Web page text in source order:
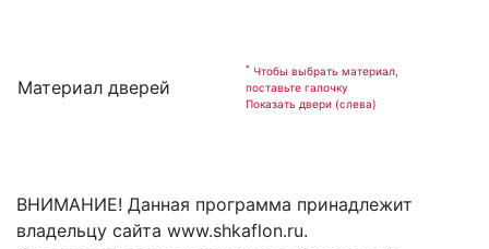
Материал дверей
* Чтобы выбрать материал,
поставьте галочку
Показать двери (слева)
ВНИМАНИЕ! Данная программа принадлежит
владельцу сайта www.shkaflon.ru.